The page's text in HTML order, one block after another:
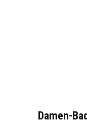
Damen-